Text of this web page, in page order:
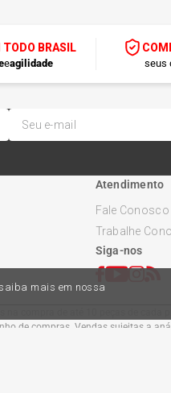
mais em nossa
TODO BRASIL
eagilidade seus
Atendimento
Fale Conosco
Trabalhe
Siga-nos
de compras. Vendas sujeitas a